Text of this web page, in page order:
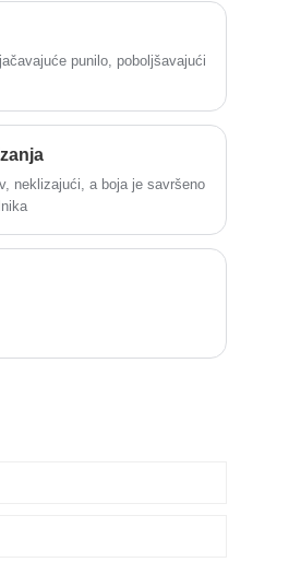
punilo, poboljšavajući
neklizajući, a boja je savršeno